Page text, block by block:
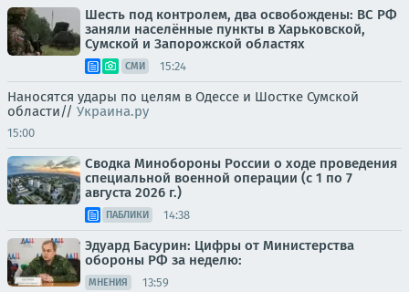
Шесть под контролем, два освобождены: ВС РФ
заняли населённые пункты в Харьковской,
Сумской и Запорожской областях
СМИ 15:24
Наносятся удары по целям в Одессе и Шостке Сумской
области// Украина.ру
15:00
Сводка Минобороны России о ходе проведения
специальной военной операции (с 1 по 7
августа 2026 г.)
ПАБЛИКИ 14:38
Эдуард Басурин: Цифры от Министерства
обороны РФ за неделю:
МНЕНИЯ 13:59